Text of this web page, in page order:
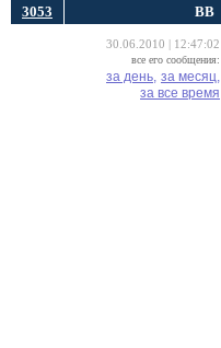
3053 ВВ
30.06.2010 | 12:47:02
все его сообщения:
за день, за месяц,
за все время